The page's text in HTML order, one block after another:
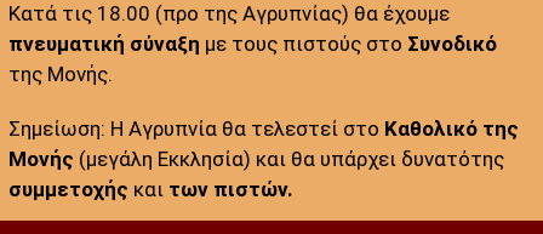
Κατά τις 18.00 (προ της Αγρυπνίας) θα έχουμε
πνευματική σύναξη με τους πιστούς στο Συνοδικό
της Μονής.
Σημείωση: Η Αγρυπνία θα τελεστεί στο Καθολικό της
Μονής (μεγάλη Εκκλησία) και θα υπάρχει δυνατότης
συμμετοχής και των πιστών.